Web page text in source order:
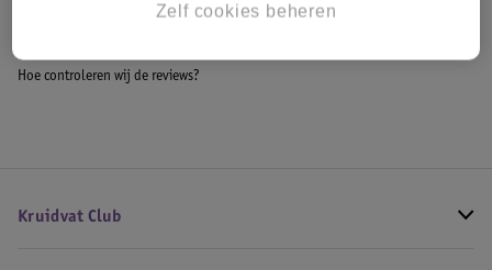
Alle Krullenverzorging
Hoe controleren wij de reviews?
Kruidvat Club
Zelf cookies beheren